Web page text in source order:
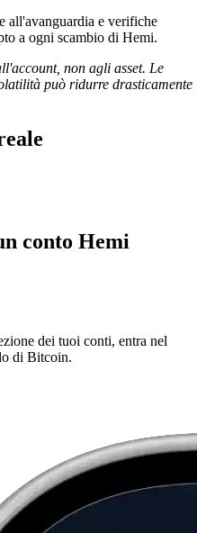
all'avanguardia e verifiche
a ogni scambio di Hemi.
non agli asset. Le
può ridurre drasticamente
conto Hemi
dei tuoi conti, entra nel
di Bitcoin.